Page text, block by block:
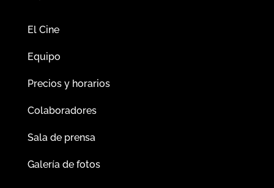
El Cine
Equipo
Precios y horarios
Colaboradores
Sala de prensa
Galería de fotos